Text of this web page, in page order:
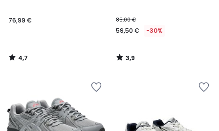
76,99 €
4,7
/
85,00 €
59,50 € -30%
3,9
/